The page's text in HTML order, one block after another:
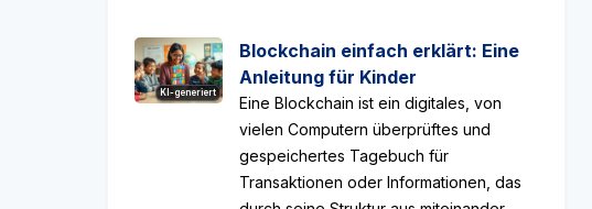
KI-generiert
Blockchain einfach erklärt: Eine
Anleitung für Kinder
Eine Blockchain ist ein digitales, von
vielen Computern überprüftes und
gespeichertes Tagebuch für
Transaktionen oder Informationen, das